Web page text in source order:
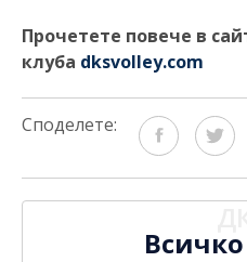
Прочетете повече в
клуба dksvolley.com
Споделете: